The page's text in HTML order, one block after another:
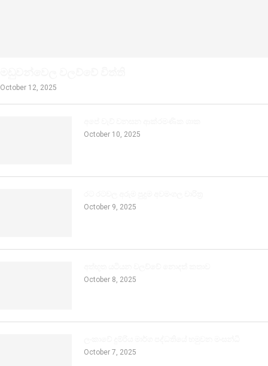
October 12, 2025
October 10, 2025
October 9, 2025
October 8, 2025
October 7, 2025